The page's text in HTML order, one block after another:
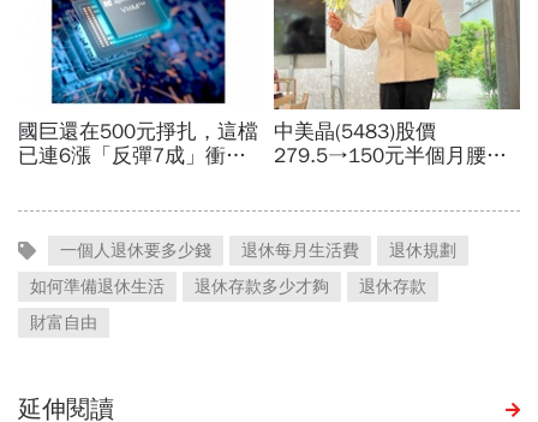
一個人退休要多少錢 退休每月生活費
退休規劃
如何準備退休生活
退休存款多少才夠
退休存款
財富自由
延伸閱讀